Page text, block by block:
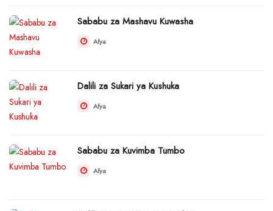
Sababu za Mashavu Kuwasha
Afya
Dalili za Sukari ya Kushuka
Afya
Sababu za Kuvimba Tumbo
Afya